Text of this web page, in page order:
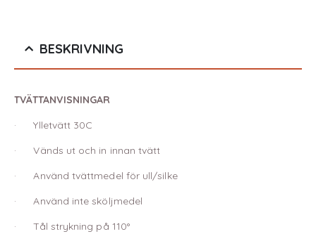
BESKRIVNING
TVÄTTANVISNINGAR
· Ylletvätt 30C
· Vänds ut och in innan tvätt
· Använd tvättmedel för ull/silke
· Använd inte sköljmedel
· Tål strykning på 110°